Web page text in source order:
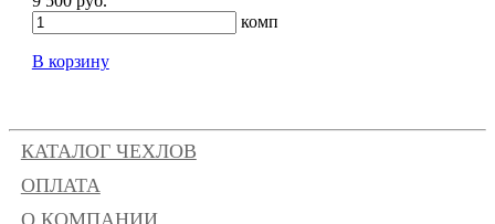
комп
В корзину
КАТАЛОГ ЧЕХЛОВ
ОПЛАТА